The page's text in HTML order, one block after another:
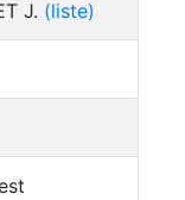
J. (liste)